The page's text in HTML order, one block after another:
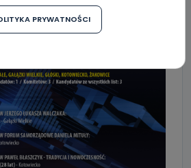
fizycznych w związku z
osobowych w sprawie
takich danych oraz uchylenia
cofnięcia zgody?
jest dobrowolne, nie jest
lub umownym oraz nie stanowi
Cofnięcie zgody jest możliwe
jest to związane z żadnymi
Cofnięcia zgody można
sposób (e-mail, poczta
do wiadomości Telewizji
w miejscowości Ostrów
ul. Wolności 19.
PRYWATNOŚCI